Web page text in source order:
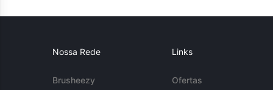
Nossa Rede
Brusheezy
Links
Ofertas